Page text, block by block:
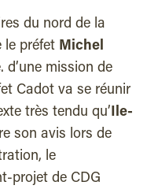
du nord de la
le préfet Michel
d’une mission de
Cadot va se réunir
très tendu qu’Ile-
son avis lors de
le
projet de CDG